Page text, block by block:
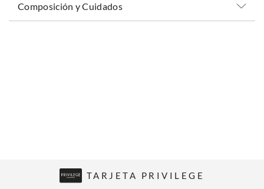
Composición y Cuidados
TARJETA PRIVILEGE